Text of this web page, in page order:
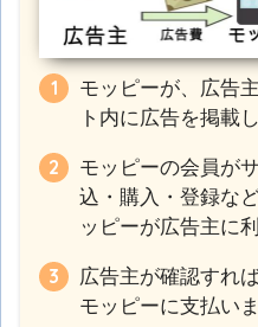
モッピーが、広告
ト内に広告を掲載
モッピーの会員が
込・購入・登録な
ッピーが広告主に
広告主が確認すれ
モッピーに支払いま